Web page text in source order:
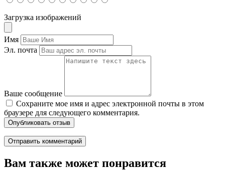
Загрузка изображений
Имя
Эл. почта
Ваше сообщение
Сохраните мое имя и адрес электронной почты в этом
браузере для следующего комментария.
Опубликовать отзыв
Вам также может понравится